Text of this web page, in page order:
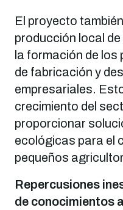
El proyecto
producción local
la formación de
de fabricación y
empresariales.
crecimiento del
proporcionar
ecológicas para el
pequeños
Repercusiones
de conocimientos